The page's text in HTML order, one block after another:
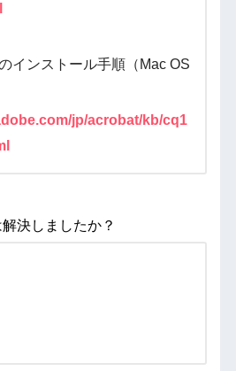
インストール手順（Mac OS
jp/acrobat/kb/cq1
決しましたか？